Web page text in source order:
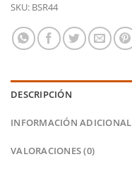
SKU: BSR44
DESCRIPCIÓN
INFORMACIÓN ADICIONAL
VALORACIONES (0)